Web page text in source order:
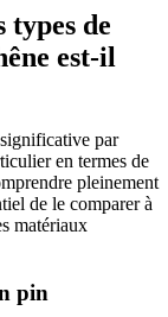
types de
est-il
par
en termes de
pleinement
de le comparer à
matériaux
pin